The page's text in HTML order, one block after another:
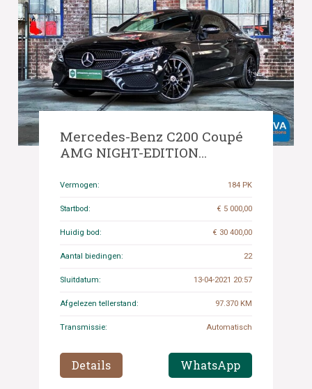
Mercedes-Benz C200 Coupé
AMG NIGHT-EDITION
184pk 2018, XF-600-K
Vermogen: 184 PK
Startbod: € 5 000,00
Huidig bod: € 30 400,00
Aantal biedingen: 22
Sluitdatum: 13-04-2021 20:57
Afgelezen tellerstand: 97.370 KM
Transmissie: Automatisch
Details WhatsApp